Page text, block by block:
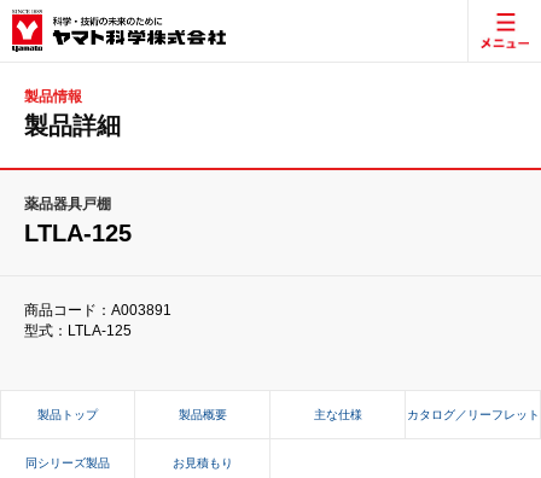
製品情報
製品詳細
薬品器具戸棚
LTLA-125
商品コード：A003891
型式：LTLA-125
製品トップ 製品概要 主な仕様 カタログ／リーフレット
同シリーズ製品 お見積もり